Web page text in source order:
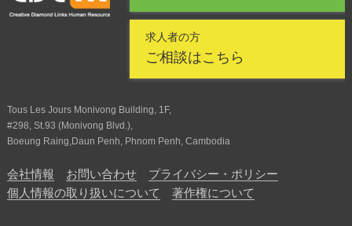
求人者の方
ご相談はこちら
Tous Les Jours Monivong Building, 1F,
#298, St.93 (Monivong Blvd.),
Boeung Raing,Daun Penh, Phnom Penh, Cambodia
会社情報 お問い合わせ
プライバシー・ポリシー
個人情報の取り扱いについて
著作権について